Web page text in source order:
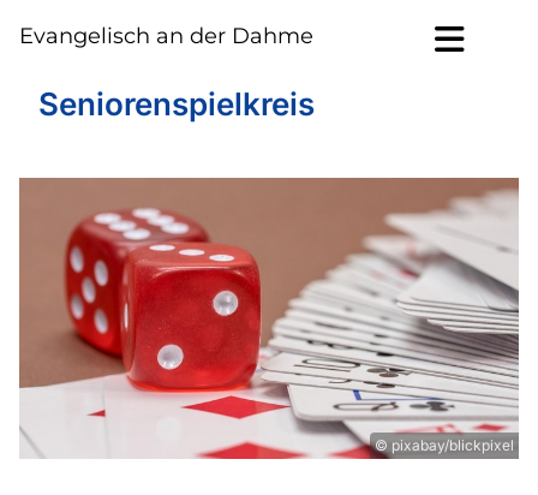
Evangelisch an der Dahme
Seniorenspielkreis
© pixabay/blickpixel